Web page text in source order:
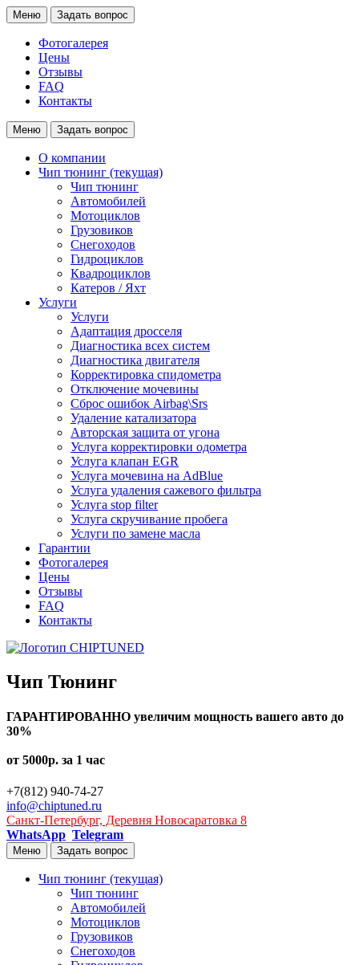
Меню Задать вопрос
Фотогалерея
Цены
Отзывы
FAQ
Контакты
Меню Задать вопрос
О компании
Чип тюнинг (текущая)
Чип тюнинг
Автомобилей
Мотоциклов
Грузовиков
Снегоходов
Гидроциклов
Квадроциклов
Катеров / Яхт
Услуги
Услуги
Адаптация дросселя
Диагностика всех систем
Диагностика двигателя
Корректировка спидометра
Отключение мочевины
Сброс ошибок Airbag\Srs
Удаление катализатора
Авторская защита от угона
Услуга корректировки одометра
Услуга клапан EGR
Услуга мочевина на AdBlue
Услуга удаления сажевого фильтра
Услуга stop filter
Услуга скручивание пробега
Услуги по замене масла
Гарантии
Фотогалерея
Цены
Отзывы
FAQ
Контакты
Чип Тюнинг
ГАРАНТИРОВАННО увеличим мощность вашего авто до
30%
от 5000р. за 1 час
+7(812) 940-74-27
info@chiptuned.ru
Санкт-Петербург, Деревня Новосаратовка 8
WhatsApp Telegram
Меню Задать вопрос
Чип тюнинг (текущая)
Чип тюнинг
Автомобилей
Мотоциклов
Грузовиков
Снегоходов